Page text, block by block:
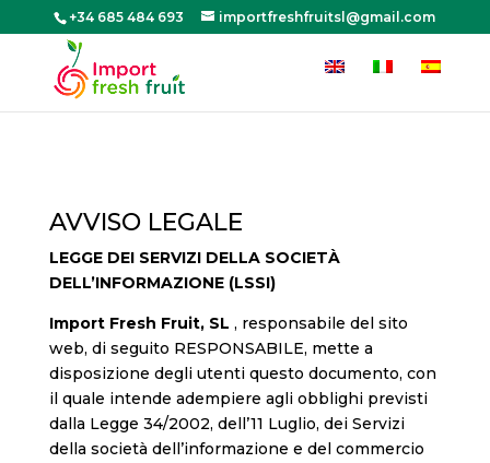
+34 685 484 693 importfreshfruitsl@gmail.com
AVVISO LEGALE
LEGGE DEI SERVIZI DELLA SOCIETÀ
DELL’INFORMAZIONE (LSSI)
Import Fresh Fruit, SL , responsabile del sito
web, di seguito RESPONSABILE, mette a
disposizione degli utenti questo documento, con
il quale intende adempiere agli obblighi previsti
dalla Legge 34/2002, dell’11 Luglio, dei Servizi
della società dell’informazione e del commercio